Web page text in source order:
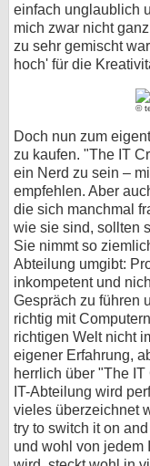
einfach unglaublich
mich zwar nicht
zu sehr gemischt
hoch' für die
©
Doch nun zum
zu kaufen. "The IT
ein Nerd zu sein –
empfehlen. Aber
die sich manchmal
wie sie sind, sollten
Sie nimmt so
Abteilung umgibt:
inkompetent und
Gespräch zu führen
richtig mit
richtigen Welt nicht
eigener Erfahrung,
herrlich über "The
IT-Abteilung wird
vieles überzeichnet
try to switch it on
und wohl von jedem